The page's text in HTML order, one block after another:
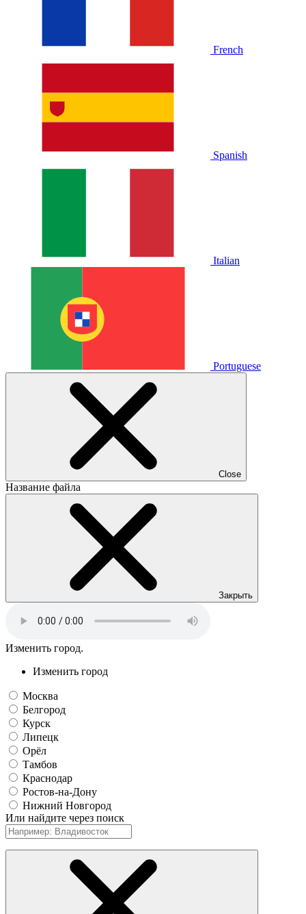
French
Spanish
Italian
Portuguese
Close
Название файла
Закрыть
Изменить город.
Изменить город
Москва
Белгород
Курск
Липецк
Орёл
Тамбов
Краснодар
Ростов-на-Дону
Нижний Новгород
Или найдите через поиск